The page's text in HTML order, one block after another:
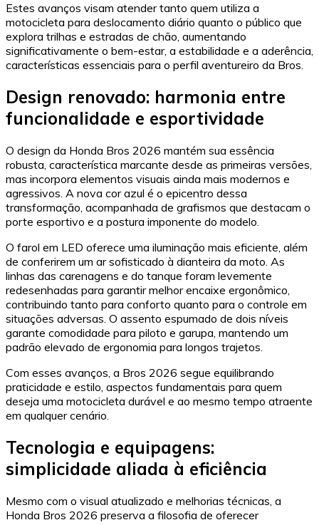
Estes avanços visam atender tanto quem utiliza a
motocicleta para deslocamento diário quanto o público que
explora trilhas e estradas de chão, aumentando
significativamente o bem-estar, a estabilidade e a aderência,
características essenciais para o perfil aventureiro da Bros.
Design renovado: harmonia entre
funcionalidade e esportividade
O design da Honda Bros 2026 mantém sua essência
robusta, característica marcante desde as primeiras versões,
mas incorpora elementos visuais ainda mais modernos e
agressivos. A nova cor azul é o epicentro dessa
transformação, acompanhada de grafismos que destacam o
porte esportivo e a postura imponente do modelo.
O farol em LED oferece uma iluminação mais eficiente, além
de conferirem um ar sofisticado à dianteira da moto. As
linhas das carenagens e do tanque foram levemente
redesenhadas para garantir melhor encaixe ergonômico,
contribuindo tanto para conforto quanto para o controle em
situações adversas. O assento espumado de dois níveis
garante comodidade para piloto e garupa, mantendo um
padrão elevado de ergonomia para longos trajetos.
Com esses avanços, a Bros 2026 segue equilibrando
praticidade e estilo, aspectos fundamentais para quem
deseja uma motocicleta durável e ao mesmo tempo atraente
em qualquer cenário.
Tecnologia e equipagens:
simplicidade aliada à eficiência
Mesmo com o visual atualizado e melhorias técnicas, a
Honda Bros 2026 preserva a filosofia de oferecer